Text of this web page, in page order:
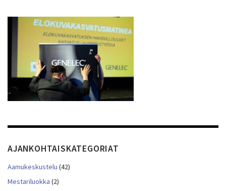
AJANKOHTAISKATEGORIAT
Aamukeskustelu (42)
Mestariluokka (2)